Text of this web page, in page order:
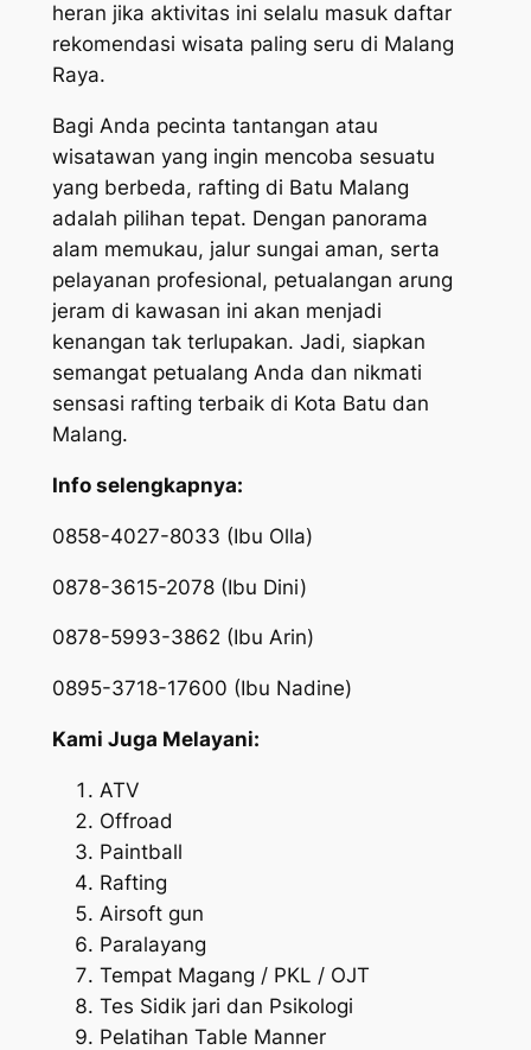
heran jika aktivitas ini selalu masuk daftar
rekomendasi wisata paling seru di Malang
Raya.
Bagi Anda pecinta tantangan atau
wisatawan yang ingin mencoba sesuatu
yang berbeda, rafting di Batu Malang
adalah pilihan tepat. Dengan panorama
alam memukau, jalur sungai aman, serta
pelayanan profesional, petualangan arung
jeram di kawasan ini akan menjadi
kenangan tak terlupakan. Jadi, siapkan
semangat petualang Anda dan nikmati
sensasi rafting terbaik di Kota Batu dan
Malang.
Info selengkapnya:
0858-4027-8033 (Ibu Olla)
0878-3615-2078 (Ibu Dini)
0878-5993-3862 (Ibu Arin)
0895-3718-17600 (Ibu Nadine)
Kami Juga Melayani:
ATV
Offroad
Paintball
Rafting
Airsoft gun
Paralayang
Tempat Magang / PKL / OJT
Tes Sidik jari dan Psikologi
Pelatihan Table Manner